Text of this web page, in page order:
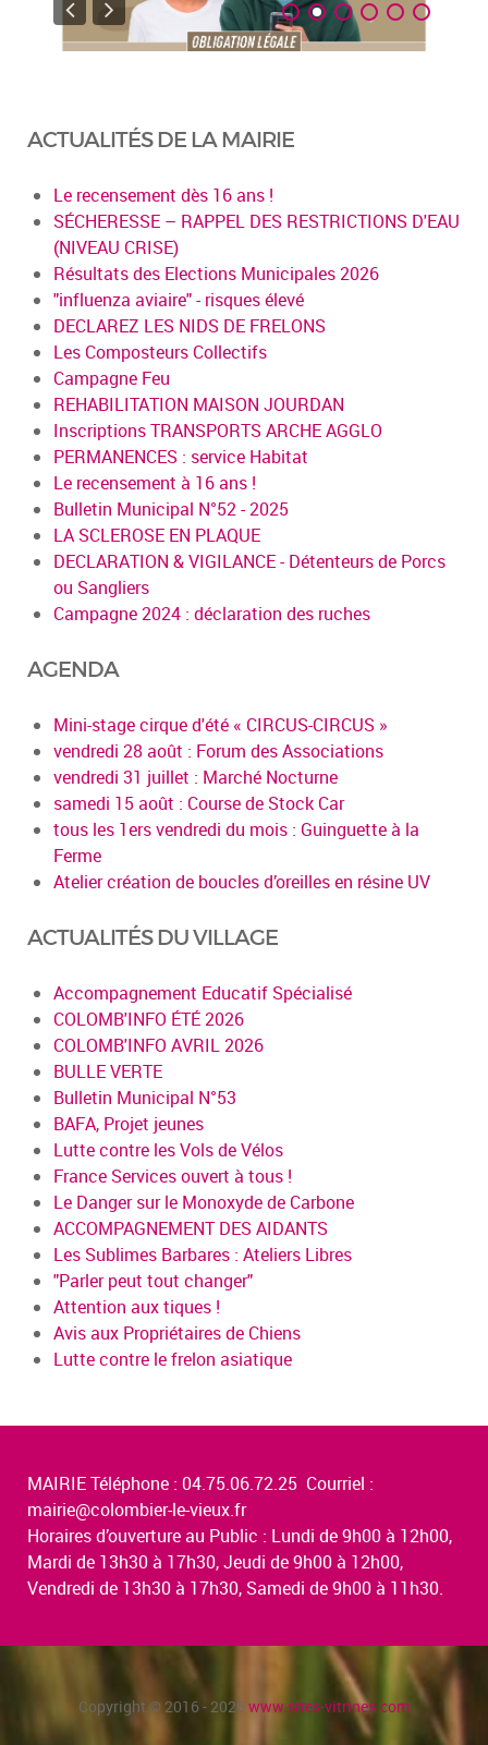
ACTUALITÉS DE LA MAIRIE
Le recensement dès 16 ans !
SÉCHERESSE – RAPPEL DES RESTRICTIONS D'EAU
(NIVEAU CRISE)
Résultats des Elections Municipales 2026
"influenza aviaire" - risques élevé
DECLAREZ LES NIDS DE FRELONS
Les Composteurs Collectifs
Campagne Feu
REHABILITATION MAISON JOURDAN
Inscriptions TRANSPORTS ARCHE AGGLO
PERMANENCES : service Habitat
Le recensement à 16 ans !
Bulletin Municipal N°52 - 2025
LA SCLEROSE EN PLAQUE
DECLARATION & VIGILANCE - Détenteurs de Porcs
ou Sangliers
Campagne 2024 : déclaration des ruches
AGENDA
Mini-stage cirque d'été « CIRCUS-CIRCUS »
vendredi 28 août : Forum des Associations
vendredi 31 juillet : Marché Nocturne
samedi 15 août : Course de Stock Car
tous les 1ers vendredi du mois : Guinguette à la
Ferme
Atelier création de boucles d’oreilles en résine UV
ACTUALITÉS DU VILLAGE
Accompagnement Educatif Spécialisé
COLOMB'INFO ÉTÉ 2026
COLOMB'INFO AVRIL 2026
BULLE VERTE
Bulletin Municipal N°53
BAFA, Projet jeunes
Lutte contre les Vols de Vélos
France Services ouvert à tous !
Le Danger sur le Monoxyde de Carbone
ACCOMPAGNEMENT DES AIDANTS
Les Sublimes Barbares : Ateliers Libres
"Parler peut tout changer"
Attention aux tiques !
Avis aux Propriétaires de Chiens
Lutte contre le frelon asiatique
MAIRIE Téléphone : 04.75.06.72.25 Courriel :
mairie@colombier-le-vieux.fr
Horaires d’ouverture au Public : Lundi de 9h00 à 12h00,
Mardi de 13h30 à 17h30, Jeudi de 9h00 à 12h00,
Vendredi de 13h30 à 17h30, Samedi de 9h00 à 11h30.
Copyright © 2016 - 2026 www.sites-vitrines.com